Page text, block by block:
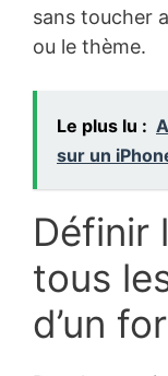
(css)
sans toucher
ou le thème.
Le plus lu :
sur un
Définir
tous
d’un